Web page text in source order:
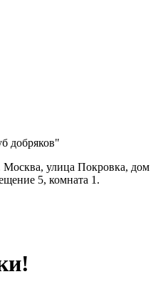
добряков"
Москва, улица Покровка, дом
5, комната 1.